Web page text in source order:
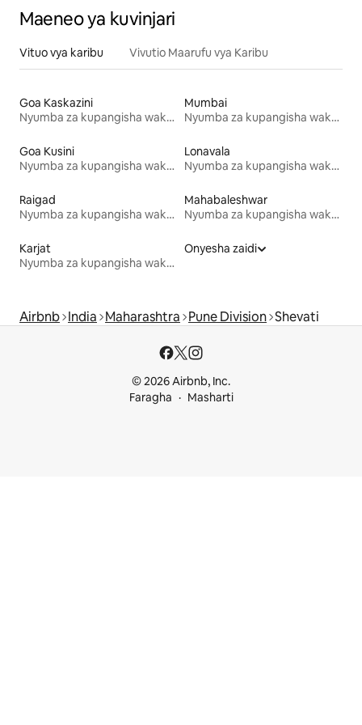
Maeneo ya kuvinjari
Vituo vya karibu Vivutio Maarufu vya Karibu
Goa Kaskazini
Nyumba za kupangisha wakati wa likizo
Mumbai
Nyumba za kupangisha wakati wa likizo
Goa Kusini
Nyumba za kupangisha wakati wa likizo
Lonavala
Nyumba za kupangisha wakati wa likizo
Raigad
Nyumba za kupangisha wakati wa likizo
Mahabaleshwar
Nyumba za kupangisha wakati wa likizo
Karjat
Nyumba za kupangisha wakati wa likizo
Onyesha zaidi
Airbnb India Maharashtra Pune Division Shevati
© 2026 Airbnb, Inc.
Faragha
Masharti